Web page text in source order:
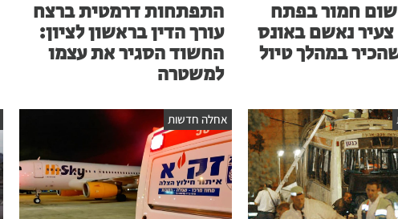
חמור בפתח
נאשם באונס
במהלך טיול
התפתחות דרמטית ברצח
עורך הדין בראשון לציון:
החשוד הסגיר את עצמו
למשטרה
אחלה חדשות